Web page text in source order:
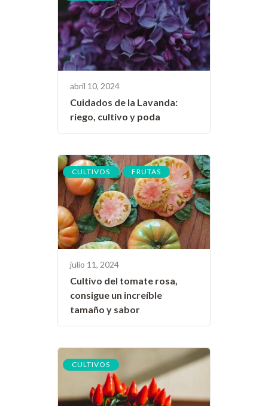
abril 10, 2024
Cuidados de la Lavanda:
riego, cultivo y poda
CULTIVOS , FRUTAS
julio 11, 2024
Cultivo del tomate rosa,
consigue un increíble
tamaño y sabor
CULTIVOS